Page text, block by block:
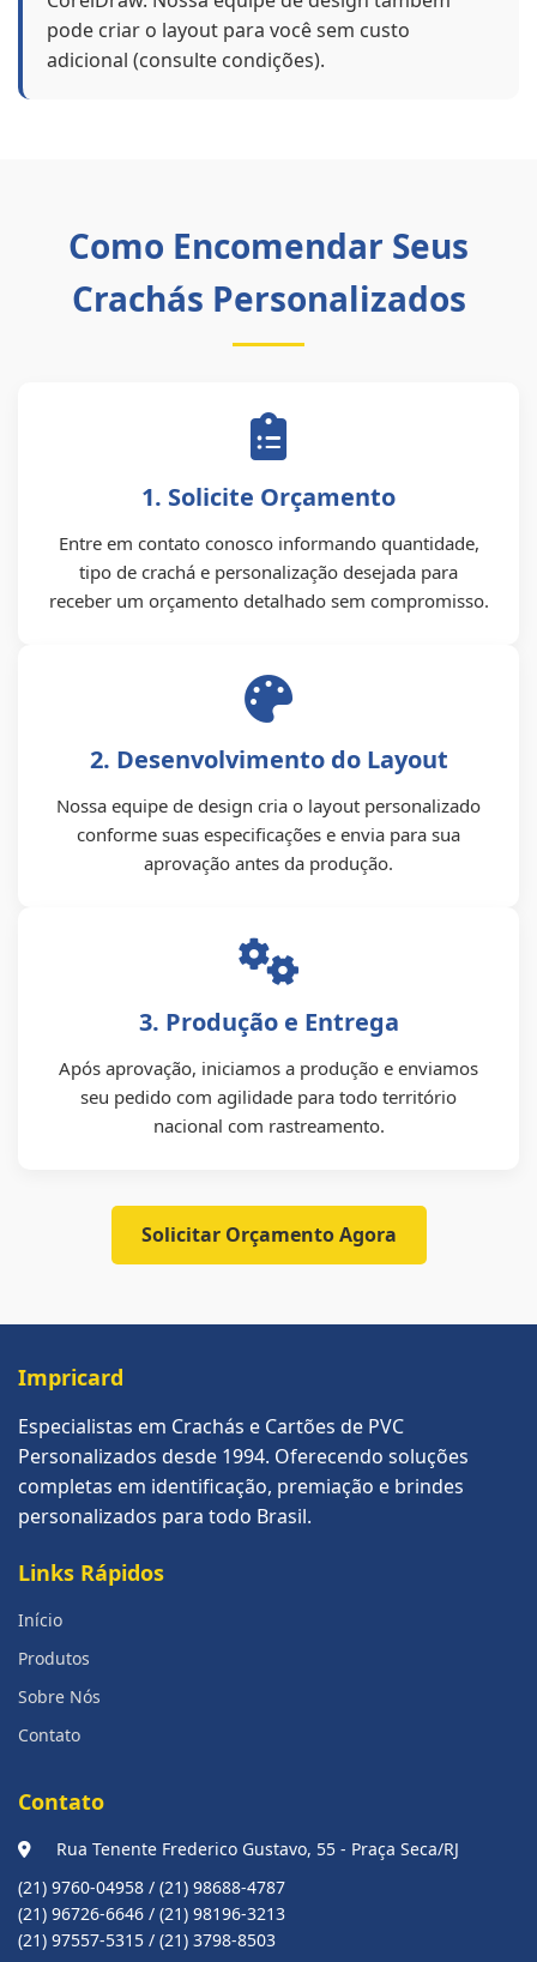
pode criar o layout para você sem custo
adicional (consulte condições).
Como Encomendar Seus
Crachás Personalizados
1. Solicite Orçamento
Entre em contato conosco informando quantidade,
tipo de crachá e personalização desejada para
receber um orçamento detalhado sem compromisso.
2. Desenvolvimento do Layout
Nossa equipe de design cria o layout personalizado
conforme suas especificações e envia para sua
aprovação antes da produção.
3. Produção e Entrega
Após aprovação, iniciamos a produção e enviamos
seu pedido com agilidade para todo território
nacional com rastreamento.
Solicitar Orçamento Agora
Impricard
Especialistas em Crachás e Cartões de PVC
Personalizados desde 1994. Oferecendo soluções
completas em identificação, premiação e brindes
personalizados para todo Brasil.
Links Rápidos
Início
Produtos
Sobre Nós
Contato
Contato
Rua Tenente Frederico Gustavo, 55 - Praça Seca/RJ
(21) 9760-04958 / (21) 98688-4787
(21) 96726-6646 / (21) 98196-3213
(21) 97557-5315 / (21) 3798-8503